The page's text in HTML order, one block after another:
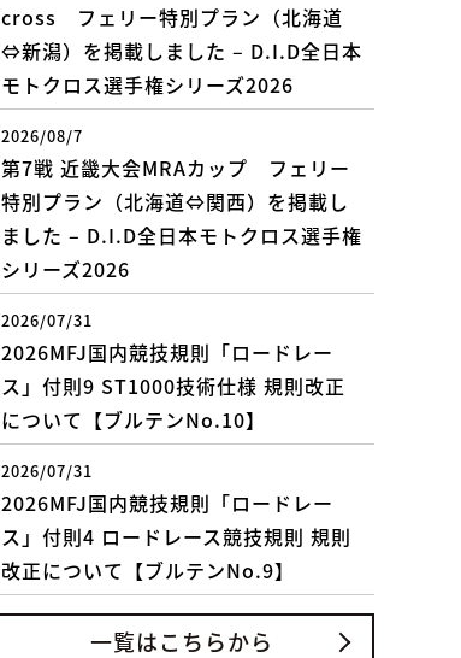
cross フェリー特別プラン（北海道
⇔新潟）を掲載しました – D.I.D全日本
モトクロス選手権シリーズ2026
2026/08/7
第7戦 近畿大会MRAカップ フェリー
特別プラン（北海道⇔関西）を掲載し
ました – D.I.D全日本モトクロス選手権
シリーズ2026
2026/07/31
2026MFJ国内競技規則「ロードレー
ス」付則9 ST1000技術仕様 規則改正
について【ブルテンNo.10】
2026/07/31
2026MFJ国内競技規則「ロードレー
ス」付則4 ロードレース競技規則 規則
改正について【ブルテンNo.9】
一覧はこちらから